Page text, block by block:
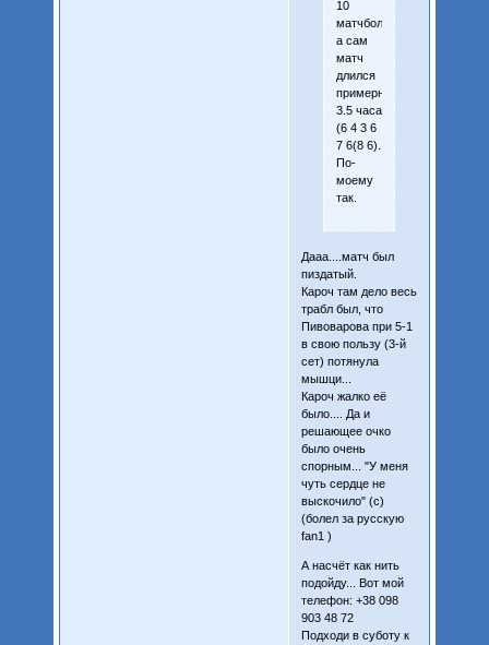
10
матчболов,
а сам
матч
длился
примерно
3.5 часа
(6 4 3 6
7 6(8 6).
По-
моему
так.
Дааа....матч был
пиздатый.
Кароч там дело весь
трабл был, что
Пивоварова при 5-1
в свою пользу (3-й
сет) потянула
мышци...
Кароч жалко её
было.... Да и
решающее очко
было очень
спорным... "У меня
чуть сердце не
выскочило" (с)
(болел за русскую
fan1 )
А насчёт как нить
подойду... Вот мой
телефон: +38 098
903 48 72
Подходи в суботу к